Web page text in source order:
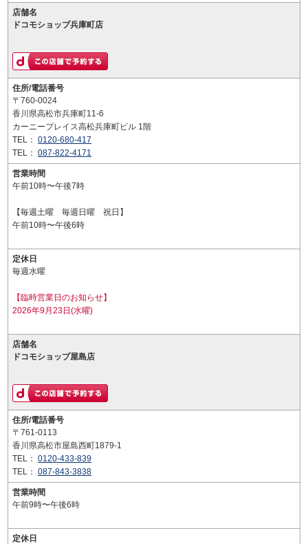
店舗名
ドコモショップ兵庫町店
住所/電話番号
〒760-0024
香川県高松市兵庫町11-6
カーニープレイス高松兵庫町ビル 1階
TEL： 0120-680-417
TEL： 087-822-4171
営業時間
午前10時〜午後7時
【毎週土曜 毎週日曜 祝日】
午前10時〜午後6時
定休日
毎週水曜
【臨時営業日のお知らせ】
2026年9月23日(水曜)
店舗名
ドコモショップ屋島店
住所/電話番号
〒761-0113
香川県高松市屋島西町1879-1
TEL： 0120-433-839
TEL： 087-843-3838
営業時間
午前9時〜午後6時
定休日